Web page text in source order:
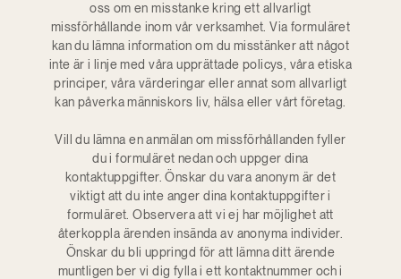
oss om en misstanke kring ett allvarligt
missförhållande inom vår verksamhet. Via formuläret
kan du lämna information om du misstänker att något
inte är i linje med våra upprättade policys, våra etiska
principer, våra värderingar eller annat som allvarligt
kan påverka människors liv, hälsa eller vårt företag.
Vill du lämna en anmälan om missförhållanden fyller
du i formuläret nedan och uppger dina
kontaktuppgifter. Önskar du vara anonym är det
viktigt att du inte anger dina kontaktuppgifter i
formuläret. Observera att vi ej har möjlighet att
återkoppla ärenden insända av anonyma individer.
Önskar du bli uppringd för att lämna ditt ärende
muntligen ber vi dig fylla i ett kontaktnummer och i